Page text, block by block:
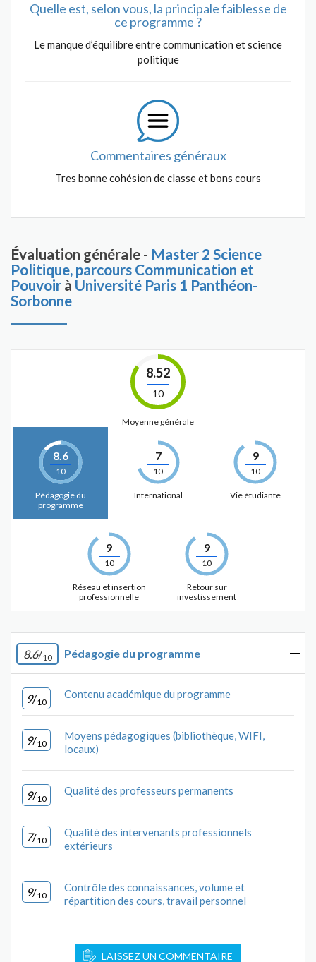
Quelle est, selon vous, la principale faiblesse de
ce programme ?
Le manque d’équilibre entre communication et science
politique
Commentaires généraux
Tres bonne cohésion de classe et bons cours
Évaluation générale - Master 2 Science
Politique, parcours Communication et
Pouvoir à Université Paris 1 Panthéon-
Sorbonne
8.52
10
Moyenne générale
8.6
10
Pédagogie du
programme
7
10
International
9
10
Vie étudiante
9
10
Réseau et insertion
professionnelle
9
10
Retour sur
investissement
8.6/10 Pédagogie du programme
9/10
Contenu académique du programme
9/10
Moyens pédagogiques (bibliothèque, WIFI,
locaux)
9/10
Qualité des professeurs permanents
7/10
Qualité des intervenants professionnels
extérieurs
9/10
Contrôle des connaissances, volume et
répartition des cours, travail personnel
LAISSEZ UN COMMENTAIRE